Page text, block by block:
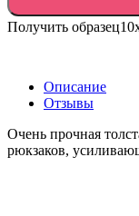
Получить образец
Описание
Отзывы
Очень прочная
рюкзаков,